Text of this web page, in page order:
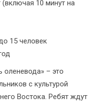
(включая 10 минут на
15 человек
– это
с культурой
Востока. Ребят ждут